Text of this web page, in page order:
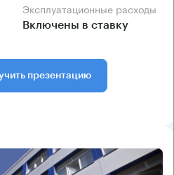
Эксплуатационные расходы
Включены в ставку
презентацию